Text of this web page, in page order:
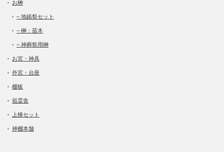
お榊
– 地鎮祭セット
– 榊：苗木
– 神葬祭用榊
お宮・神具
外宮・台座
棚板
祖霊舎
上棟セット
神棚本舗